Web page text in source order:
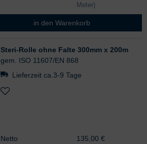
Meter)
Steri-Rolle ohne Falte 250mm x
in den Warenkorb
Steri-Rolle ohne Falte 300mm x 200m
gem. ISO 11607/EN 868
Lieferzeit ca.3-9 Tage
Netto
135,00 €